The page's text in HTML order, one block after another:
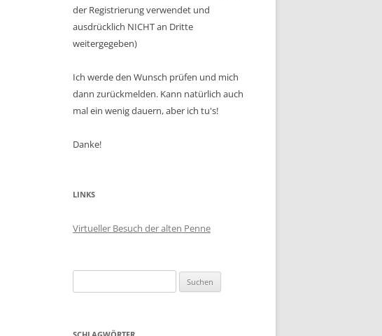
der Registrierung verwendet und
ausdrücklich NICHT an Dritte
weitergegeben)
Ich werde den Wunsch prüfen und mich
dann zurückmelden. Kann natürlich auch
mal ein wenig dauern, aber ich tu's!
Danke!
LINKS
Virtueller Besuch der alten Penne
nach: